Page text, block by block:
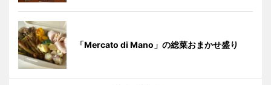
「Mercato di Mano」の総菜おまかせ盛り